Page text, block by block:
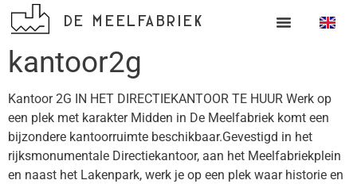
DE MEELFABRIEK
kantoor2g
Kantoor 2G IN HET DIRECTIEKANTOOR TE HUUR Werk op
een plek met karakter Midden in De Meelfabriek komt een
bijzondere kantoorruimte beschikbaar.Gevestigd in het
rijksmonumentale Directiekantoor, aan het Meelfabriekplein
en naast het Lakenpark, werk je op een plek waar historie en